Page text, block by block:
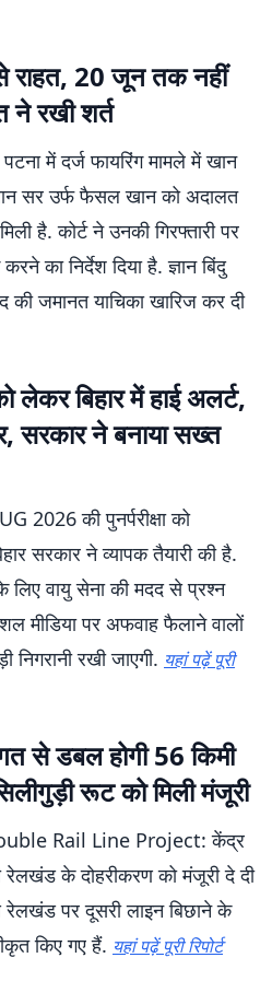
राहत, 20 जून तक नहीं
ने रखी शर्त
में दर्ज फायरिंग मामले में खान
सर उर्फ फैसल खान को अदालत
है. कोर्ट ने उनकी गिरफ्तारी पर
का निर्देश दिया है. ज्ञान बिंदु
जमानत याचिका खारिज कर दी
लेकर बिहार में हाई अलर्ट,
सरकार ने बनाया सख्त
2026 की पुनर्परीक्षा को
सरकार ने व्यापक तैयारी की है.
लिए वायु सेना की मदद से प्रश्न
मीडिया पर अफवाह फैलाने वालों
निगरानी रखी जाएगी. यहां पढ़ें पूरी
से डबल होगी 56 किमी
रूट को मिली मंजूरी
Rail Line Project: केंद्र
के दोहरीकरण को मंजूरी दे दी
पर दूसरी लाइन बिछाने के
किए गए हैं. यहां पढ़ें पूरी रिपोर्ट